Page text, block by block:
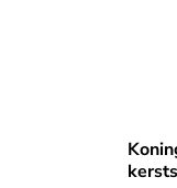
Koningin Máxima